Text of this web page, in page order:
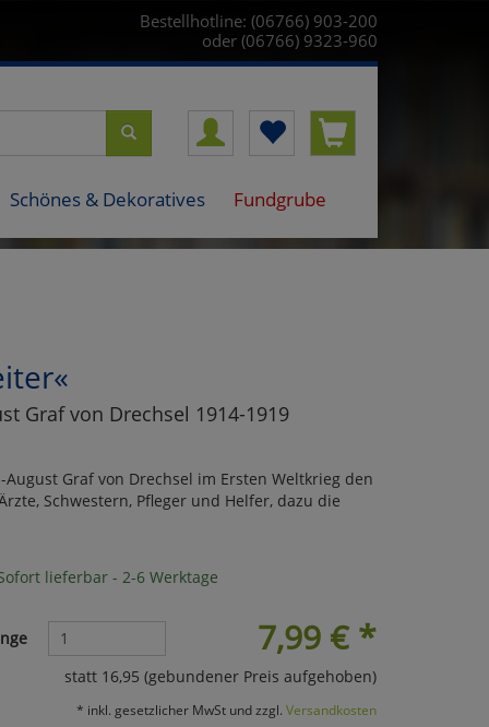
Bestellhotline: (06766) 903-200
oder (06766) 9323-960
Schönes & Dekoratives Fundgrube
Graf von Drechsel 1914-1919
Graf von Drechsel im Ersten Weltkrieg den
Schwestern, Pfleger und Helfer, dazu die
lieferbar - 2-6 Werktage
7,99 €*
statt 16,95 (gebundener Preis aufgehoben)
* inkl. gesetzlicher MwSt und zzgl. Versandkosten